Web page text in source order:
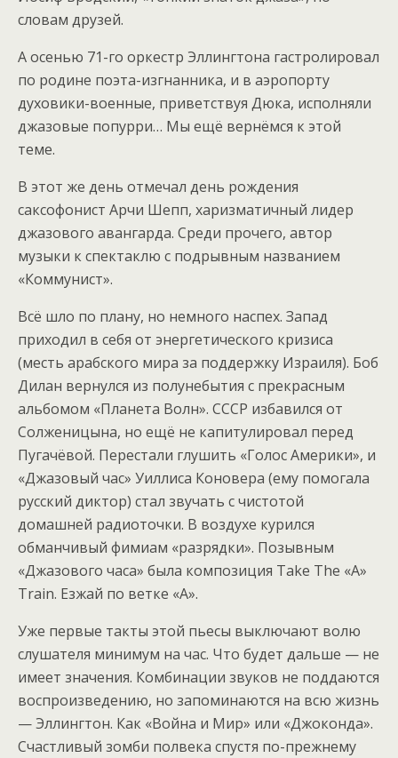
словам друзей.
А осенью 71-го оркестр Эллингтона гастролировал
по родине поэта-изгнанника, и в аэропорту
духовики-военные, приветствуя Дюка, исполняли
джазовые попурри… Мы ещё вернёмся к этой
теме.
В этот же день отмечал день рождения
саксофонист Арчи Шепп, харизматичный лидер
джазового авангарда. Среди прочего, автор
музыки к спектаклю с подрывным названием
«Коммунист».
Всё шло по плану, но немного наспех. Запад
приходил в себя от энергетического кризиса
(месть арабского мира за поддержку Израиля). Боб
Дилан вернулся из полунебытия с прекрасным
альбомом «Планета Волн». СССР избавился от
Солженицына, но ещё не капитулировал перед
Пугачёвой. Перестали глушить «Голос Америки», и
«Джазовый час» Уиллиса Коновера (ему помогала
русский диктор) стал звучать с чистотой
домашней радиоточки. В воздухе курился
обманчивый фимиам «разрядки». Позывным
«Джазового часа» была композиция Take The «A»
Train. Езжай по ветке «А».
Уже первые такты этой пьесы выключают волю
слушателя минимум на час. Что будет дальше — не
имеет значения. Комбинации звуков не поддаются
воспроизведению, но запоминаются на всю жизнь
— Эллингтон. Как «Война и Мир» или «Джоконда».
Счастливый зомби полвека спустя по-прежнему